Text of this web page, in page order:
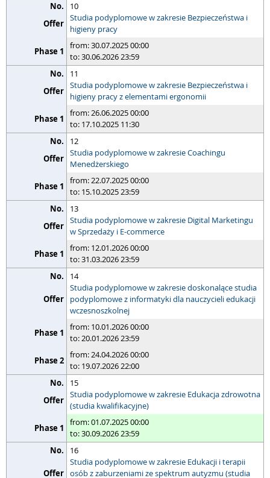
10
Studia podyplomowe w zakresie Bezpieczeństwa i
higieny pracy
from: 30.07.2025 00:00
to: 30.06.2026 23:59
11
Studia podyplomowe w zakresie Bezpieczeństwa i
higieny pracy z elementami ergonomii
from: 26.06.2025 00:00
to: 17.10.2025 11:30
12
Studia podyplomowe w zakresie Coachingu
Menedżerskiego
from: 22.07.2025 00:00
to: 15.10.2025 23:59
13
Studia podyplomowe w zakresie Digital Marketingu
w Sprzedaży i E-commerce
from: 12.01.2026 00:00
to: 31.03.2026 23:59
14
Studia podyplomowe w zakresie doskonalące studia
podyplomowe z informatyki dla nauczycieli edukacji
wczesnoszkolnej
from: 10.01.2026 00:00
to: 20.01.2026 23:59
from: 24.04.2026 00:00
to: 19.07.2026 22:00
15
Studia podyplomowe w zakresie Edukacja zdrowotna
(studia kwalifikacyjne)
from: 01.07.2025 00:00
to: 30.09.2026 23:59
16
Studia podyplomowe w zakresie Edukacji i terapii
osób z zaburzeniami ze spektrum autyzmu (studia